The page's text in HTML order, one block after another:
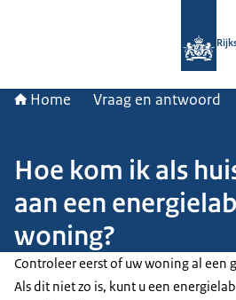
Home Vraag en antwoord
Hoe kom ik als
aan een
woning?
Controleer eerst of uw woning al een
Als dit niet zo is, kunt u een